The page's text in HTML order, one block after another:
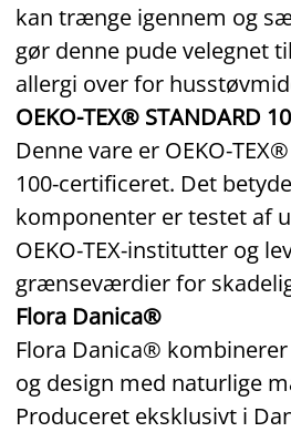
kan trænge igennem og
gør denne pude velegnet
allergi over for
OEKO-TEX® STANDARD
Denne vare er
100‑certificeret. Det
komponenter er testet af
OEKO‑TEX‑institutter og
grænseværdier for
Flora Danica®
Flora Danica®
og design med naturlige
Produceret eksklusivt i